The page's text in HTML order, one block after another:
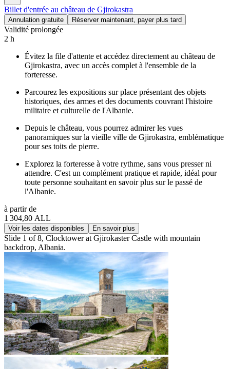
Billet d'entrée au château de Gjirokastra
Annulation gratuite Réserver maintenant, payer plus tard
Validité prolongée
2 h
Évitez la file d'attente et accédez directement au château de
Gjirokastra, avec un accès complet à l'ensemble de la
forteresse.
Parcourez les expositions sur place présentant des objets
historiques, des armes et des documents couvrant l'histoire
militaire et culturelle de l'Albanie.
Depuis le château, vous pourrez admirer les vues
panoramiques sur la vieille ville de Gjirokastra, emblématique
pour ses toits de pierre.
Explorez la forteresse à votre rythme, sans vous presser ni
attendre. C'est un complément pratique et rapide, idéal pour
toute personne souhaitant en savoir plus sur le passé de
l'Albanie.
à partir de
1 304,80 ALL
Voir les dates disponibles En savoir plus
Slide 1 of 8, Clocktower at Gjirokaster Castle with mountain
backdrop, Albania.